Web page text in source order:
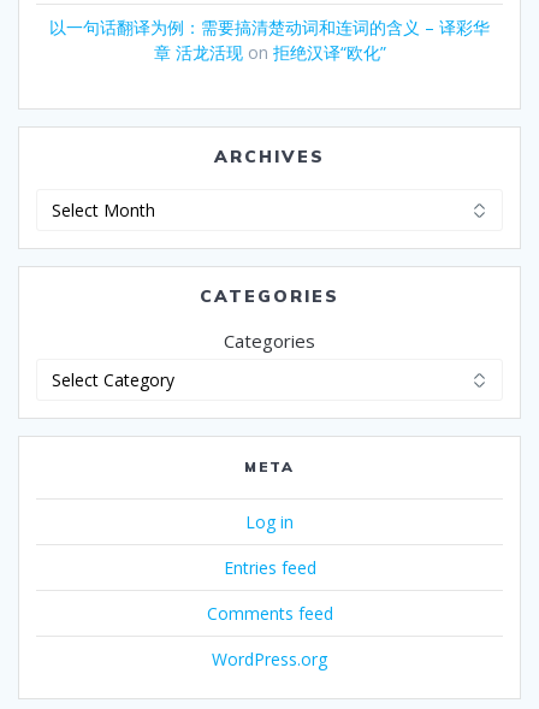
以一句话翻译为例：需要搞清楚动词和连词的含义 – 译彩华
章 活龙活现on 拒绝汉译“欧化”
ARCHIVES
Archives
CATEGORIES
Categories
META
Log in
Entries feed
Comments feed
WordPress.org